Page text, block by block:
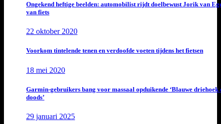
Ongekend heftige beelden: automobilist rijdt doelbewust Jorik van
van fiets
22 oktober 2020
Voorkom tintelende tenen en verdoofde voeten tijdens het fietsen
18 mei 2020
Garmin-gebruikers bang voor massaal opduikende ‘Blauwe driehoek
doods’
29 januari 2025